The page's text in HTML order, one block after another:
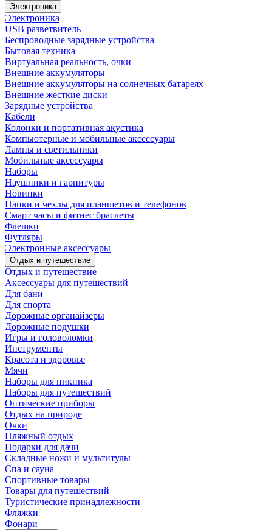
Электроника
Электроника
USB разветвитель
Беспроводные зарядные устройства
Бытовая техника
Виртуальная реальность, очки
Внешние аккумуляторы
Внешние аккумуляторы на солнечных батареях
Внешние жесткие диски
Зарядные устройства
Кабели
Колонки и портативная акустика
Компьютерные и мобильные аксессуары
Лампы и светильники
Мобильные аксессуары
Наборы
Наушники и гарнитуры
Новинки
Папки и чехлы для планшетов и телефонов
Смарт часы и фитнес браслеты
Флешки
Футляры
Электронные аксессуары
Отдых и путешествие
Отдых и путешествие
Аксессуары для путешествий
Для бани
Для спорта
Дорожные органайзеры
Дорожные подушки
Игры и головоломки
Инструменты
Красота и здоровье
Мячи
Наборы для пикника
Наборы для путешествий
Оптические приборы
Отдых на природе
Очки
Пляжный отдых
Подарки для дачи
Складные ножи и мультитулы
Спа и сауна
Спортивные товары
Товары для путешествий
Туристические принадлежности
Фляжки
Фонари